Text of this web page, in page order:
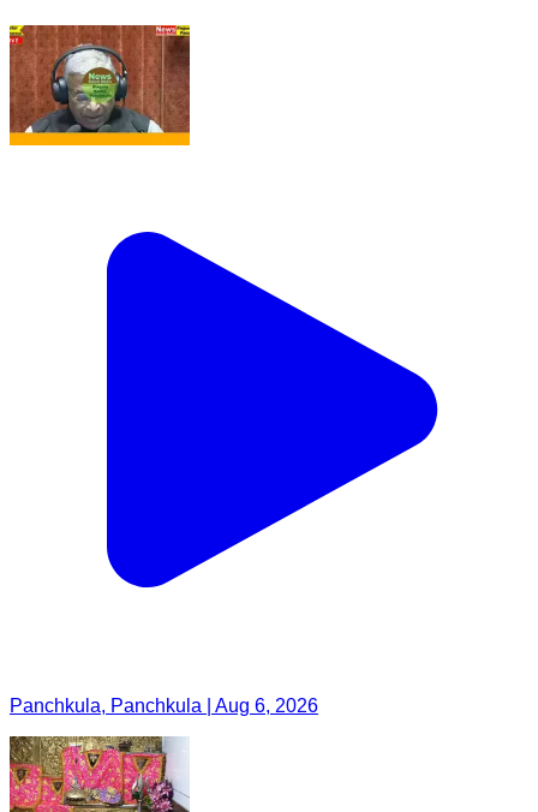
Panchkula, Panchkula | Aug 6, 2026